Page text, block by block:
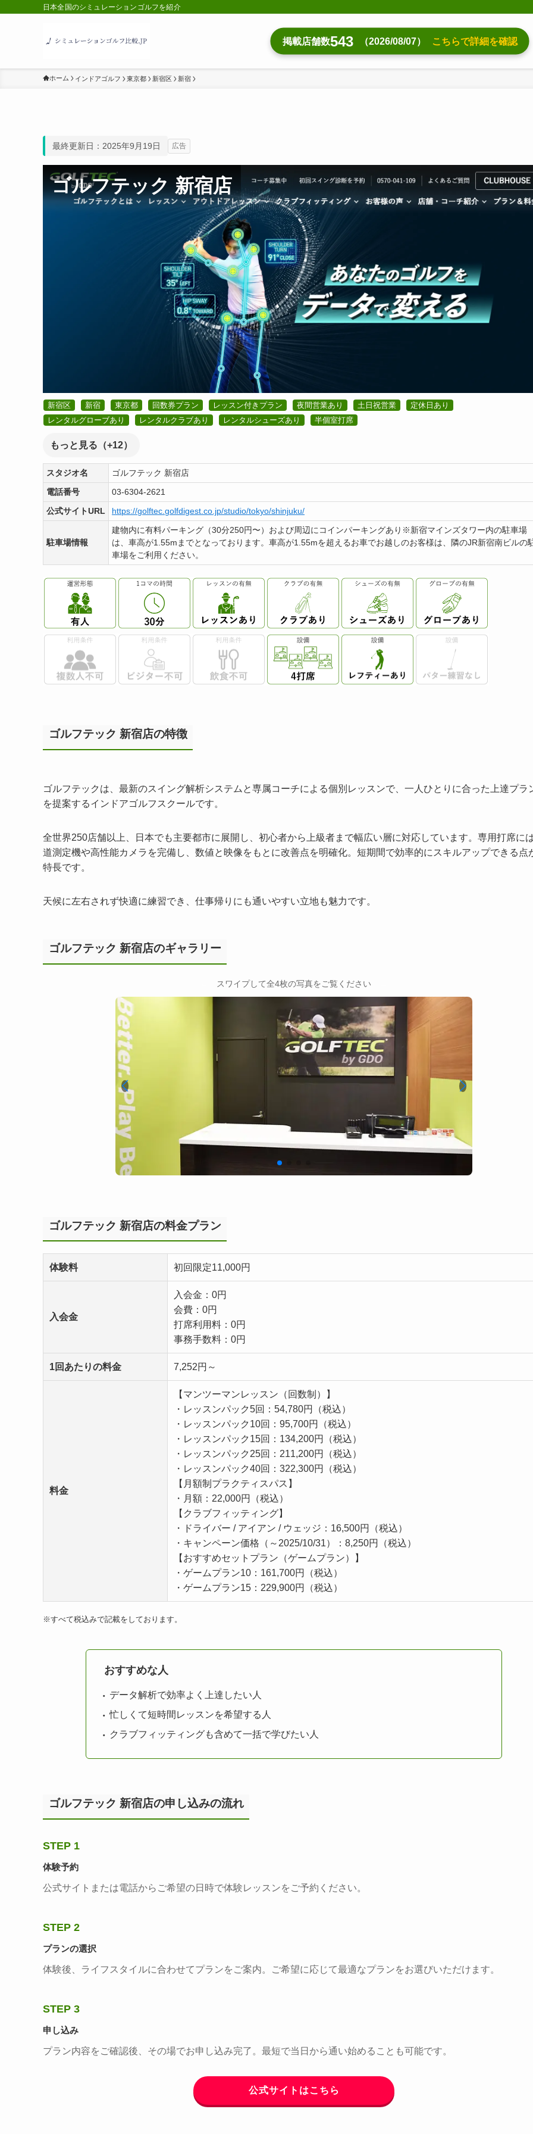
日本全国のシミュレーションゴルフを紹介
掲載店舗数543 （2026/08/07） こちらで詳細を確認
ホーム インドアゴルフ 東京都 新宿区 新宿
最終更新日：2025年9月19日 広告
ゴルフテック 新宿店
新宿区 新宿 東京都 回数券プラン レッスン付きプラン 夜間営業あり 土日祝営業
定休日あり
レンタルグローブあり
レンタルクラブあり レンタルシューズあり 半個室打席
もっと見る（+12）
スタジオ名 ゴルフテック 新宿店
電話番号 03-6304-2621
公式サイトURL https://golftec.golfdigest.co.jp/studio/tokyo/shinjuku/
駐車場情報
建物内に有料パーキング（30分250円〜）および周辺にコインパーキングあり※新宿マインズタワー内の駐車場
は、車高が1.55mまでとなっております。車高が1.55mを超えるお車でお越しのお客様は、隣のJR新宿南ビルの
車場をご利用ください。
ゴルフテック 新宿店の特徴
ゴルフテックは、最新のスイング解析システムと専属コーチによる個別レッスンで、一人ひとりに合った上達プラ
を提案するインドアゴルフスクールです。
全世界250店舗以上、日本でも主要都市に展開し、初心者から上級者まで幅広い層に対応しています。専用打席に
道測定機や高性能カメラを完備し、数値と映像をもとに改善点を明確化。短期間で効率的にスキルアップできる点
特長です。
天候に左右されず快適に練習でき、仕事帰りにも通いやすい立地も魅力です。
ゴルフテック 新宿店のギャラリー
スワイプして全4枚の写真をご覧ください
ゴルフテック 新宿店の料金プラン
体験料 初回限定11,000円
入会金
入会金：0円
会費：0円
打席利用料：0円
事務手数料：0円
1回あたりの料金 7,252円～
料金
【マンツーマンレッスン（回数制）】
・レッスンパック5回：54,780円（税込）
・レッスンパック10回：95,700円（税込）
・レッスンパック15回：134,200円（税込）
・レッスンパック25回：211,200円（税込）
・レッスンパック40回：322,300円（税込）
【月額制プラクティスパス】
・月額：22,000円（税込）
【クラブフィッティング】
・ドライバー / アイアン / ウェッジ：16,500円（税込）
・キャンペーン価格（～2025/10/31）：8,250円（税込）
【おすすめセットプラン（ゲームプラン）】
・ゲームプラン10：161,700円（税込）
・ゲームプラン15：229,900円（税込）
※すべて税込みで記載をしております。
おすすめな人
データ解析で効率よく上達したい人
忙しくて短時間レッスンを希望する人
クラブフィッティングも含めて一括で学びたい人
ゴルフテック 新宿店の申し込みの流れ
STEP 1
体験予約
公式サイトまたは電話からご希望の日時で体験レッスンをご予約ください。
STEP 2
プランの選択
体験後、ライフスタイルに合わせてプランをご案内。ご希望に応じて最適なプランをお選びいただけます。
STEP 3
申し込み
プラン内容をご確認後、その場でお申し込み完了。最短で当日から通い始めることも可能です。
公式サイトはこちら